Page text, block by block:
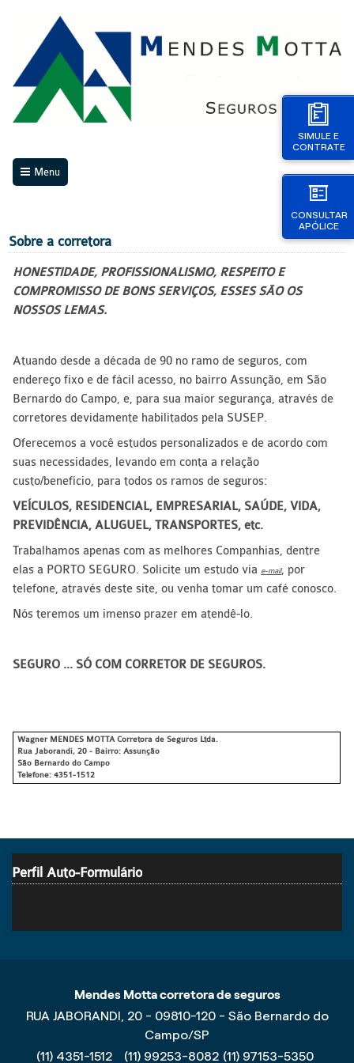
SIMULE E
CONTRATE
CONSULTAR
APÓLICE
Menu
Sobre a corretora
HONESTIDADE, PROFISSIONALISMO, RESPEITO E
COMPROMISSO DE BONS SERVIÇOS, ESSES SÃO OS
NOSSOS LEMAS.
Atuando desde a década de 90 no ramo de seguros, com
endereço fixo e de fácil acesso, no bairro Assunção, em São
Bernardo do Campo, e, para sua maior segurança, através de
corretores devidamente habilitados pela SUSEP.
Oferecemos a você estudos personalizados e de acordo com
suas necessidades, levando em conta a relação
custo/benefício, para todos os ramos de seguros:
VEÍCULOS, RESIDENCIAL, EMPRESARIAL, SAÚDE, VIDA,
PREVIDÊNCIA, ALUGUEL, TRANSPORTES, etc.
Trabalhamos apenas com as melhores Companhias, dentre
elas a PORTO SEGURO. Solicite um estudo via e-mail, por
telefone, através deste site, ou venha tomar um café conosco.
Nós teremos um imenso prazer em atendê-lo.
SEGURO ... SÓ COM CORRETOR DE SEGUROS.
Wagner MENDES MOTTA Corretora de Seguros Ltda.
Rua Jaborandi, 20 - Bairro: Assunção
São Bernardo do Campo
Telefone: 4351-1512
Perfil Auto-Formulário
Mendes Motta corretora de seguros
RUA JABORANDI, 20 - 09810-120 - São Bernardo do
Campo/SP
(11) 4351-1512
(11) 99253-8082 (11) 97153-5350